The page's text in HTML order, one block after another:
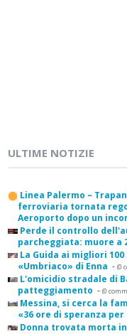
ULTIME NOTIZIE
Linea Palermo –
ferroviaria tornata
Aeroporto dopo un
Perde il controllo
parcheggiata: muore a
La Guida ai migliori
«Umbriaco» di Enna - (0
L'omicidio stradale di
patteggiamento - (0
Messina, si cerca la
«36 ore di speranza
Donna trovata morta